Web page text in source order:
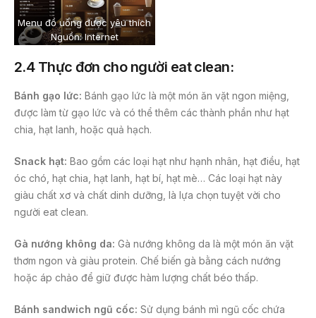
Menu đồ uống được yêu thích
Nguồn: Internet
2.4 Thực đơn cho người eat clean:
Bánh gạo lức: Bánh gạo lức là một món ăn vặt ngon miệng,
được làm từ gạo lức và có thể thêm các thành phần như hạt
chia, hạt lanh, hoặc quả hạch.
Snack hạt: Bao gồm các loại hạt như hạnh nhân, hạt điều, hạt
óc chó, hạt chia, hạt lanh, hạt bí, hạt mè… Các loại hạt này
giàu chất xơ và chất dinh dưỡng, là lựa chọn tuyệt vời cho
người eat clean.
Gà nướng không da: Gà nướng không da là một món ăn vặt
thơm ngon và giàu protein. Chế biến gà bằng cách nướng
hoặc áp chảo để giữ được hàm lượng chất béo thấp.
Bánh sandwich ngũ cốc: Sử dụng bánh mì ngũ cốc chứa